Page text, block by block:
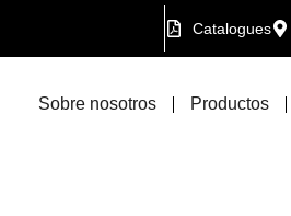
Catalogues
Sobre nosotros Productos